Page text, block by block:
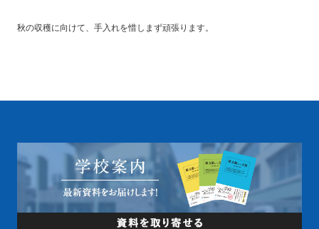
秋の収穫に向けて、手入れを惜しまず頑張ります。